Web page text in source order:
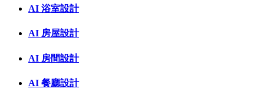
AI 浴室設計
AI 房屋設計
AI 房間設計
AI 餐廳設計